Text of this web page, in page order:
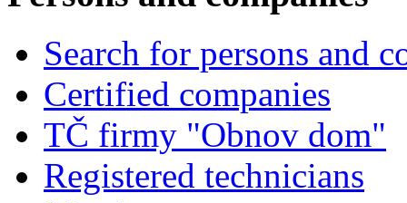
Search for persons and
Certified companies
TČ firmy "Obnov dom"
Registered technicians